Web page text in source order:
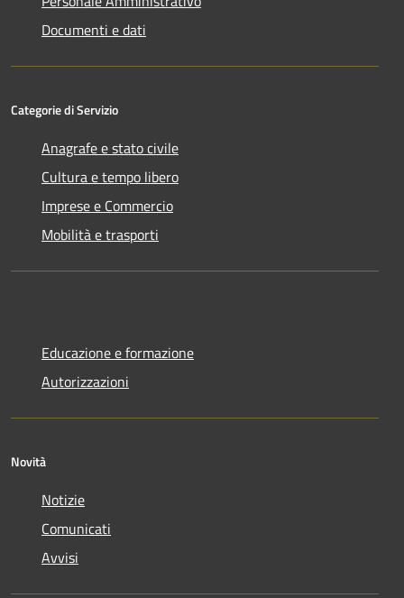
Documenti e dati
Categorie di Servizio
Anagrafe e stato civile
Cultura e tempo libero
Imprese e Commercio
Mobilità e trasporti
Educazione e formazione
Autorizzazioni
Novità
Notizie
Comunicati
Avvisi